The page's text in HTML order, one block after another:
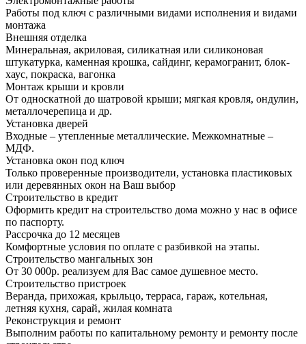
Работы под ключ с различными видами исполнения и видами
монтажа
Внешняя отделка
Минеральная, акриловая, силикатная или силиконовая
штукатурка, каменная крошка, сайдинг, керамогранит, блок-
хаус, покраска, вагонка
Монтаж крыши и кровли
От односкатной до шатровой крыши; мягкая кровля, ондулин,
металлочерепица и др.
Установка дверей
Входные – утепленные металлические. Межкомнатные –
МДФ.
Установка окон под ключ
Только проверенные производители, установка пластиковых
или деревянных окон на Ваш выбор
Строительство в кредит
Оформить кредит на строительство дома можно у нас в офисе
по паспорту.
Рассрочка до 12 месяцев
Комфортные условия по оплате с разбивкой на этапы.
Строительство мангальных зон
От 30 000р. реализуем для Вас самое душевное место.
Строительство пристроек
Веранда, прихожая, крыльцо, терраса, гараж, котельная,
летняя кухня, сарай, жилая комната
Реконструкция и ремонт
Выполним работы по капитальному ремонту и ремонту после